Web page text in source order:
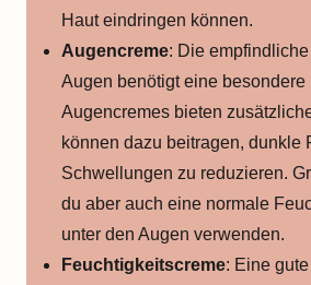
Haut eindringen können.
Augencreme: Die
Augen benötigt eine besondere
Augencremes bieten
können dazu beitragen, dunkle
Schwellungen zu reduzieren.
du aber auch eine normale
unter den Augen verwenden.
Feuchtigkeitscreme: Eine gute